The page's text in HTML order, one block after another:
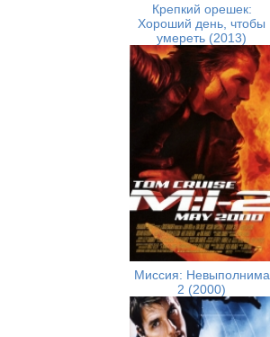
Крепкий орешек:
Хороший день, чтобы
умереть (2013)
Миссия: Невыполнима
2 (2000)